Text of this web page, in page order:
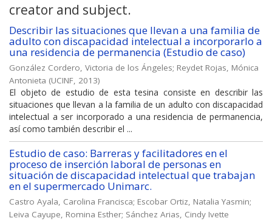
creator and subject.
Describir las situaciones que llevan a una familia de
adulto con discapacidad intelectual a incorporarlo a
una residencia de permanencia (Estudio de caso)
González Cordero, Victoria de los Ángeles; Reydet Rojas, Mónica
Antonieta (UCINF, 2013)
El objeto de estudio de esta tesina consiste en describir las
situaciones que llevan a la familia de un adulto con discapacidad
intelectual a ser incorporado a una residencia de permanencia,
así como también describir el ...
Estudio de caso: Barreras y facilitadores en el
proceso de inserción laboral de personas en
situación de discapacidad intelectual que trabajan
en el supermercado Unimarc.
Castro Ayala, Carolina Francisca; Escobar Ortiz, Natalia Yasmin;
Leiva Cayupe, Romina Esther; Sánchez Arias, Cindy Ivette